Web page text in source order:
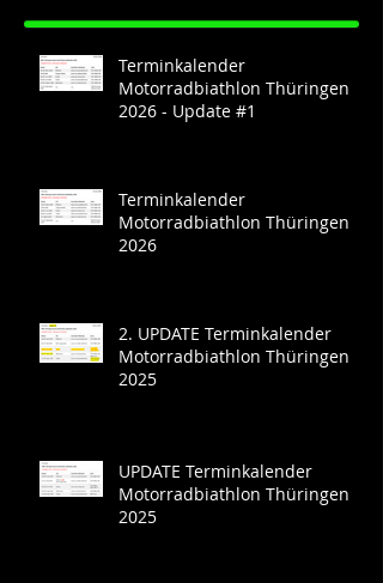
Terminkalender
Motorradbiathlon Thüringen
2026 - Update #1
Terminkalender
Motorradbiathlon Thüringen
2026
2. UPDATE Terminkalender
Motorradbiathlon Thüringen
2025
UPDATE Terminkalender
Motorradbiathlon Thüringen
2025